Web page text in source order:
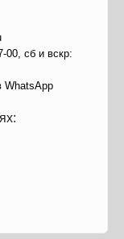
00, сб и вскр:
WhatsApp